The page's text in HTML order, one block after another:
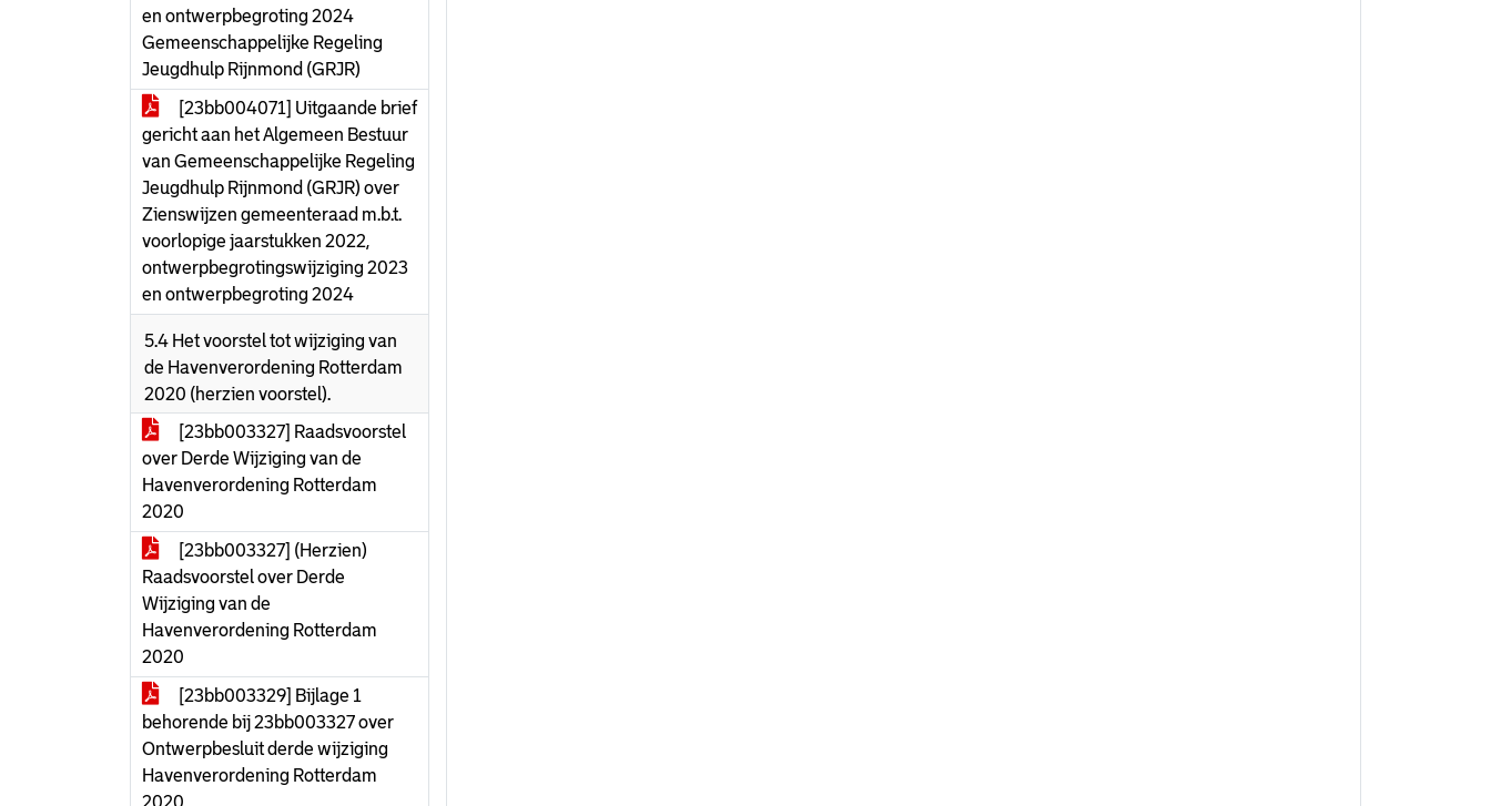
en ontwerpbegroting 2024
Gemeenschappelijke Regeling
Jeugdhulp Rijnmond (GRJR)
[23bb004071] Uitgaande brief
gericht aan het Algemeen Bestuur
van Gemeenschappelijke Regeling
Jeugdhulp Rijnmond (GRJR) over
Zienswijzen gemeenteraad m.b.t.
voorlopige jaarstukken 2022,
ontwerpbegrotingswijziging 2023
en ontwerpbegroting 2024
5.4 Het voorstel tot wijziging van
de Havenverordening Rotterdam
2020 (herzien voorstel).
[23bb003327] Raadsvoorstel
over Derde Wijziging van de
Havenverordening Rotterdam
2020
[23bb003327] (Herzien)
Raadsvoorstel over Derde
Wijziging van de
Havenverordening Rotterdam
2020
[23bb003329] Bijlage 1
behorende bij 23bb003327 over
Ontwerpbesluit derde wijziging
Havenverordening Rotterdam
2020